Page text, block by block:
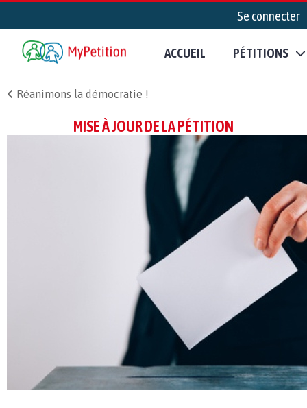
Se connecter
ACCUEIL PÉTITIONS
Réanimons la démocratie !
MISE À JOUR DE LA PÉTITION